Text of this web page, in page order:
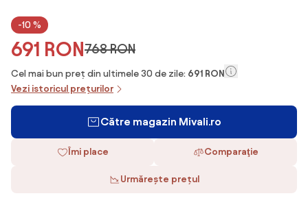
-10 %
691 RON768 RON
Cel mai bun preț din ultimele 30 de zile: 691 RON
Vezi istoricul prețurilor
Către magazin Mivali.ro
Îmi place Comparaţie
Urmărește prețul